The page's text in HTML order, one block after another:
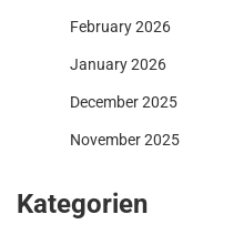
February 2026
January 2026
December 2025
November 2025
Kategorien